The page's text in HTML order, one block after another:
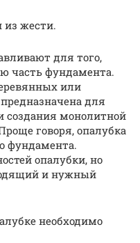
из жести.
для того,
часть фундамента.
или
для
создания монолитной
говоря, опалубка
фундамента.
опалубки, но
и нужный
необходимо